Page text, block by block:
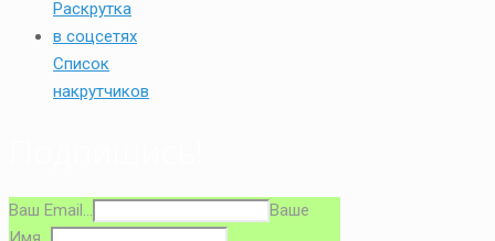
Список
накрутчиков
Ваш Email...
Ваше